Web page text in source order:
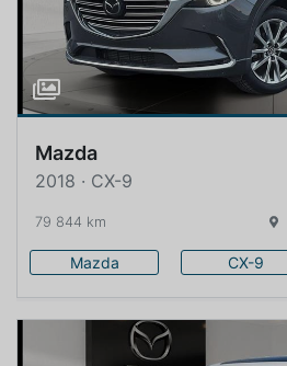
Mazda
2018 · CX-9
79 844 km
Mazda CX-9